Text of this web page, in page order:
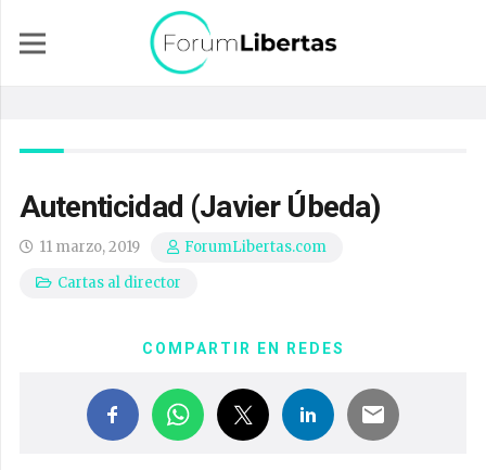
Autenticidad (Javier Úbeda)
11 marzo, 2019
ForumLibertas.com
Cartas al director
COMPARTIR EN REDES